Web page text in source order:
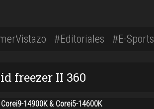
#Editoriales #E-Sports
freezer II 360
14900K & Corei5-14600K